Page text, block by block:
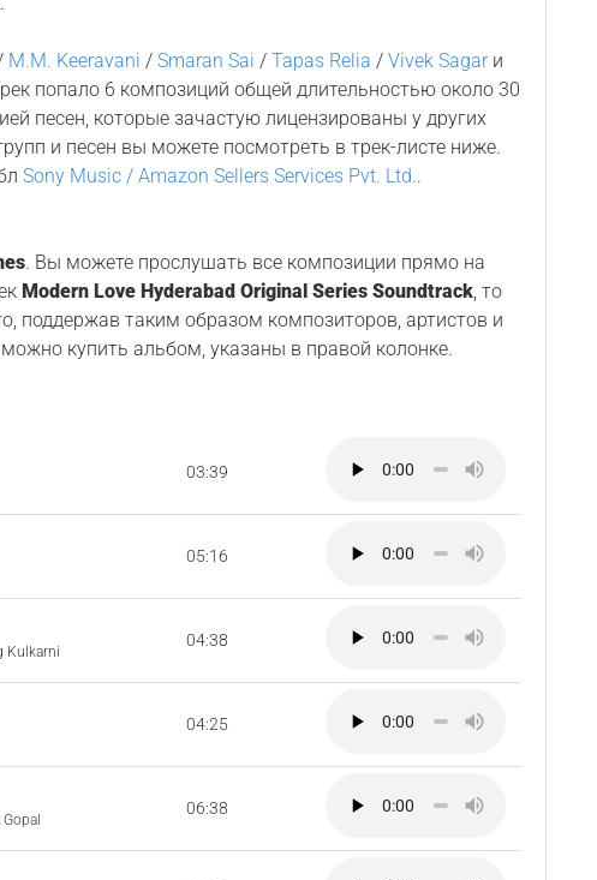
M.M. Keeravani /Smaran Sai /Tapas Relia /Vivek Sagar и
попало 6 композиций общей длительностью около 30
песен, которые зачастую лицензированы у других
и песен вы можете посмотреть в трек-листе ниже.
Sony Music / Amazon Sellers Services Pvt. Ltd..
. Вы можете прослушать все композиции прямо на
Modern Love Hyderabad Original Series Soundtrack, то
поддержав таким образом композиторов, артистов и
купить альбом, указаны в правой колонке.
03:39
05:16
Kulkarni
04:38
04:25
06:38